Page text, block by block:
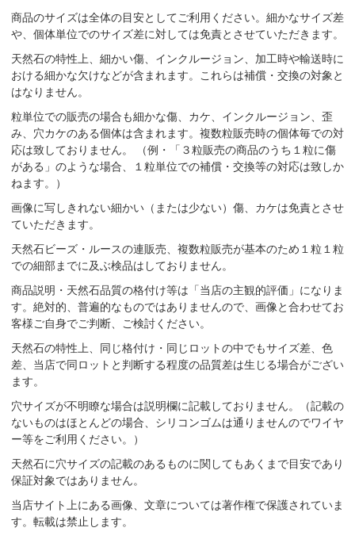
商品のサイズは全体の目安としてご利用ください。細かなサイズ差
や、個体単位でのサイズ差に対しては免責とさせていただきます。
天然石の特性上、細かい傷、インクルージョン、加工時や輸送時に
おける細かな欠けなどが含まれます。これらは補償・交換の対象と
はなりません。
粒単位での販売の場合も細かな傷、カケ、インクルージョン、歪
み、穴カケのある個体は含まれます。複数粒販売時の個体毎での対
応は致しておりません。 （例・「３粒販売の商品のうち１粒に傷
がある」のような場合、１粒単位での補償・交換等の対応は致しか
ねます。）
画像に写しきれない細かい（または少ない）傷、カケは免責とさせ
ていただきます。
天然石ビーズ・ルースの連販売、複数粒販売が基本のため１粒１粒
での細部までに及ぶ検品はしておりません。
商品説明・天然石品質の格付け等は「当店の主観的評価」になりま
す。絶対的、普遍的なものではありませんので、画像と合わせてお
客様ご自身でご判断、ご検討ください。
天然石の特性上、同じ格付け・同じロットの中でもサイズ差、色
差、当店で同ロットと判断する程度の品質差は生じる場合がござい
ます。
穴サイズが不明瞭な場合は説明欄に記載しておりません。（記載の
ないものはほとんどの場合、シリコンゴムは通りませんのでワイヤ
ー等をご利用ください。）
天然石に穴サイズの記載のあるものに関してもあくまで目安であり
保証対象ではありません。
当店サイト上にある画像、文章については著作権で保護されていま
す。転載は禁止します。